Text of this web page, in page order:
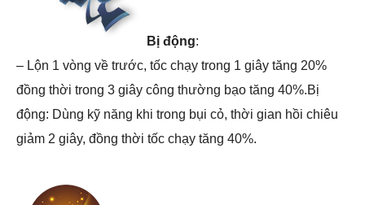
Bị động:
– Lộn 1 vòng về trước, tốc chạy trong 1 giây tăng 20%
đồng thời trong 3 giây công thường bạo tăng 40%.Bị
động: Dùng kỹ năng khi trong bụi cỏ, thời gian hồi chiêu
giảm 2 giây, đồng thời tốc chạy tăng 40%.